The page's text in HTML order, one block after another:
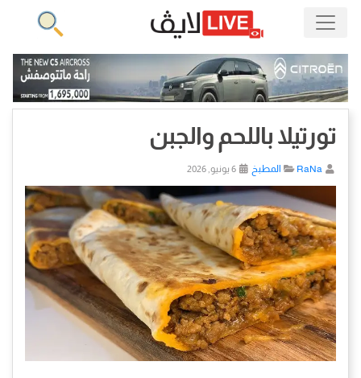
تورتيلا باللحم والجبن
RaNa المطبخ